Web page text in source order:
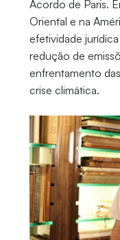
Acordo de Paris.
Oriental e na
efetividade
redução de
enfrentamento
crise climática.